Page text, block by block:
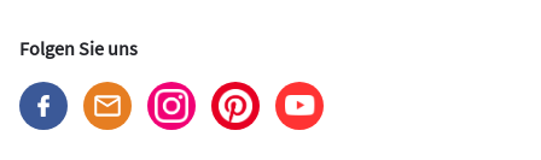
Folgen Sie uns